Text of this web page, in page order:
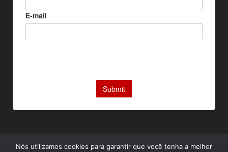
Nós utilizamos cookies para garantir que você tenha a melhor